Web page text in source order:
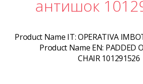
антишок
Product Name IT:OPERATIVA
Product Name EN: PADDED
CHAIR 101291526